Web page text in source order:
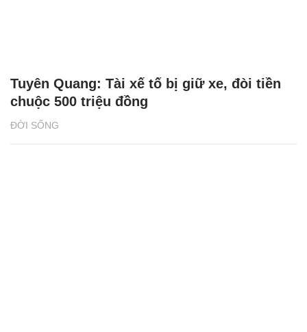
ĐỜI SỐNG
Tuyên Quang: Tài xế tố bị giữ xe, đòi tiền
chuộc 500 triệu đồng